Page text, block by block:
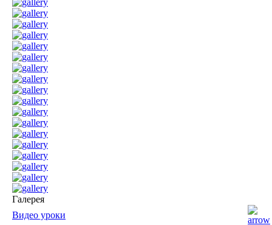
Галерея
Видео уроки